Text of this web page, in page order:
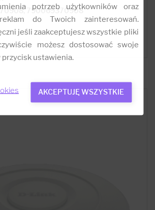
790069370908
potrzeb użytkowników oraz
do Twoich zainteresowań.
jeśli zaakceptujesz wszystkie pliki
możesz dostosować swoje
przycisk ustawienia.
AKCEPTUJĘ WSZYSTKIE